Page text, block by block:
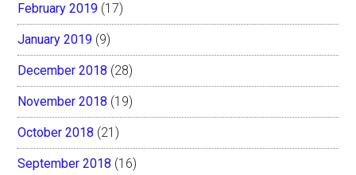
February 2019 (17)
January 2019 (9)
December 2018 (28)
November 2018 (19)
October 2018 (21)
September 2018 (16)